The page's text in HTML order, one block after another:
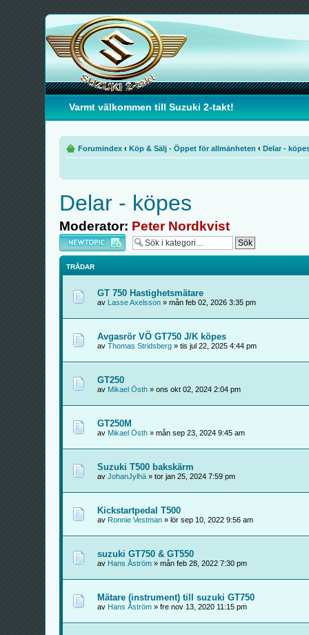
Varmt välkommen till Suzuki 2-takt!
Forumindex ‹ Köp & Sälj - Öppet för allmänheten ‹ Delar -
Delar - köpes
Moderator: Peter Nordkvist
Skapa en ny tråd
TRÅDAR
GT 750 Hastighetsmätare
av Lasse Axelsson » mån feb 02, 2026 3:35 pm
Avgasrör VÖ GT750 J/K köpes
av Thomas Stridsberg » tis jul 22, 2025 4:44 pm
GT250
av Mikael Östh » ons okt 02, 2024 2:04 pm
GT250M
av Mikael Östh » mån sep 23, 2024 9:45 am
Suzuki T500 bakskärm
av JohanJylhä » tor jan 25, 2024 7:59 pm
Kickstartpedal T500
av Ronnie Vestman » lör sep 10, 2022 9:56 am
suzuki GT750 & GT550
av Hans Åström » mån feb 28, 2022 7:30 pm
Mätare (instrument) till suzuki GT750
av Hans Åström » fre nov 13, 2020 11:15 pm